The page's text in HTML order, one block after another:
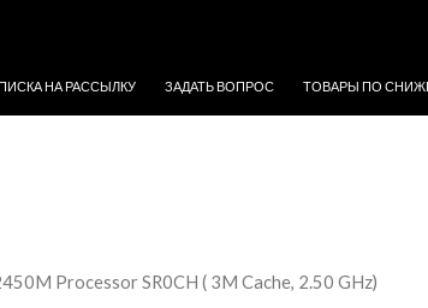
НА РАССЫЛКУ ЗАДАТЬ ВОПРОС ТОВАРЫ ПО
Processor SR0CH ( 3M Cache, 2.50 GHz)